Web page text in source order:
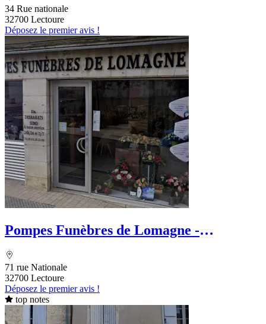
34 Rue nationale
32700 Lectoure
Déposez le premier avis !
Pompes Funèbres de Lomagne -
71 rue Nationale
32700 Lectoure
Déposez le premier avis !
top notes